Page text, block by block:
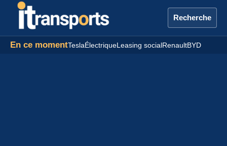
Recherche
En ce momentTeslaÉlectriqueLeasing socialRenaultBYD